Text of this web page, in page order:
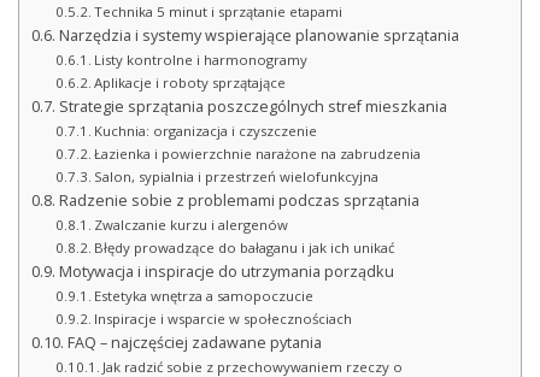
Technika 5 minut i sprzątanie etapami
Narzędzia i systemy wspierające planowanie sprzątania
Listy kontrolne i harmonogramy
Aplikacje i roboty sprzątające
Strategie sprzątania poszczególnych stref mieszkania
Kuchnia: organizacja i czyszczenie
Łazienka i powierzchnie narażone na zabrudzenia
Salon, sypialnia i przestrzeń wielofunkcyjna
Radzenie sobie z problemami podczas sprzątania
Zwalczanie kurzu i alergenów
Błędy prowadzące do bałaganu i jak ich unikać
Motywacja i inspiracje do utrzymania porządku
Estetyka wnętrza a samopoczucie
Inspiracje i wsparcie w społecznościach
FAQ – najczęściej zadawane pytania
Jak radzić sobie z przechowywaniem rzeczy o